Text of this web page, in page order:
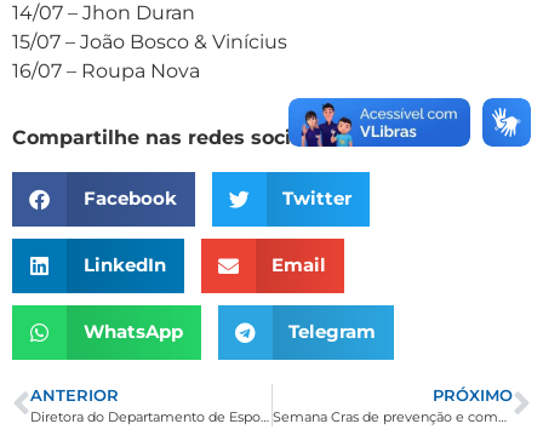
14/07 – Jhon Duran
15/07 – João Bosco & Vinícius
16/07 – Roupa Nova
Compartilhe nas redes sociais
Facebook Twitter
LinkedIn Email
WhatsApp Telegram
ANTERIOR PRÓXIMO